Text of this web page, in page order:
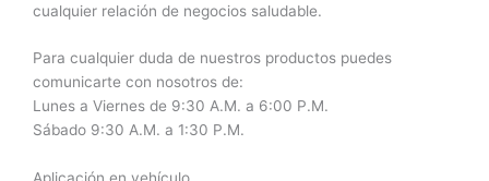
cualquier relación de negocios saludable.
Para cualquier duda de nuestros productos puedes
comunicarte con nosotros de:
Lunes a Viernes de 9:30 A.M. a 6:00 P.M.
Sábado 9:30 A.M. a 1:30 P.M.